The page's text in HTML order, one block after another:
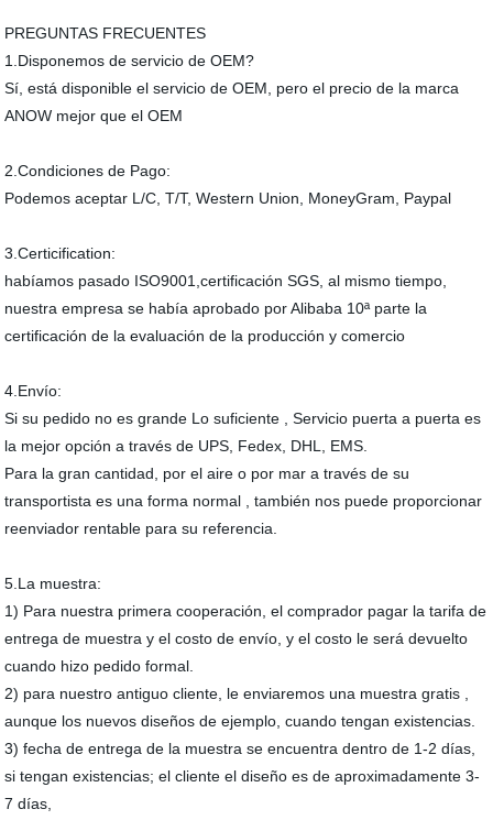
PREGUNTAS FRECUENTES
1.Disponemos de servicio de OEM?
Sí, está disponible el servicio de OEM, pero el precio de la marca
ANOW mejor que el OEM
2.Condiciones de Pago:
Podemos aceptar L/C, T/T, Western Union, MoneyGram, Paypal
3.Certicification:
habíamos pasado ISO9001,certificación SGS, al mismo tiempo,
nuestra empresa se había aprobado por Alibaba 10ª parte la
certificación de la evaluación de la producción y comercio
4.Envío:
Si su pedido no es grande Lo suficiente , Servicio puerta a puerta es
la mejor opción a través de UPS, Fedex, DHL, EMS.
Para la gran cantidad, por el aire o por mar a través de su
transportista es una forma normal , también nos puede proporcionar
reenviador rentable para su referencia.
5.La muestra:
1) Para nuestra primera cooperación, el comprador pagar la tarifa de
entrega de muestra y el costo de envío, y el costo le será devuelto
cuando hizo pedido formal.
2) para nuestro antiguo cliente, le enviaremos una muestra gratis ,
aunque los nuevos diseños de ejemplo, cuando tengan existencias.
3) fecha de entrega de la muestra se encuentra dentro de 1-2 días,
si tengan existencias; el cliente el diseño es de aproximadamente 3-
7 días,